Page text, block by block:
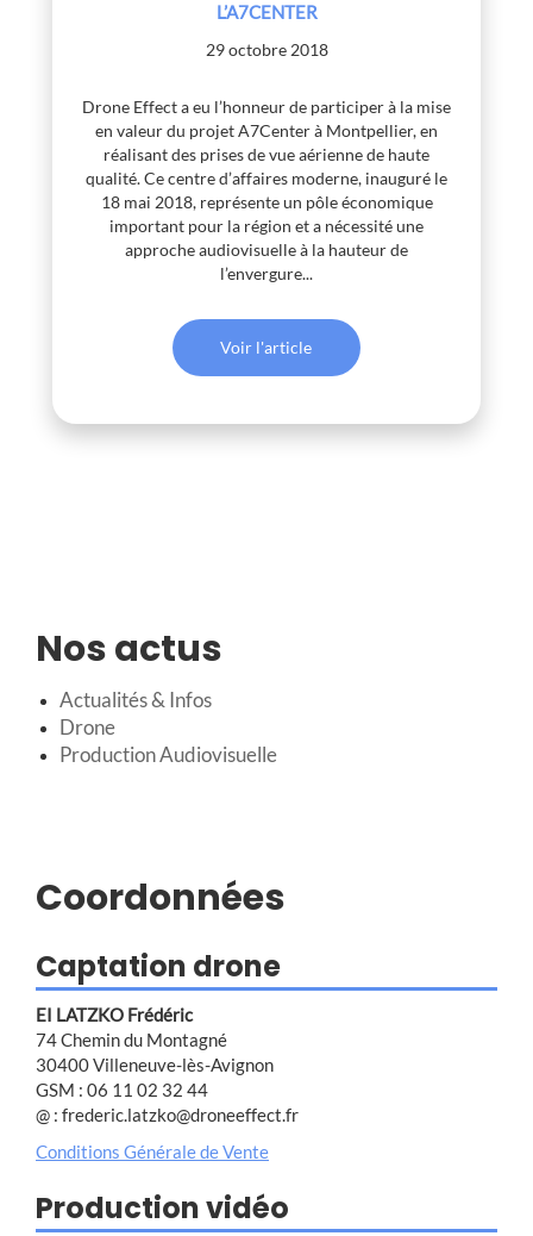
L’A7CENTER
29 octobre 2018
Drone Effect a eu l’honneur de participer à la mise
en valeur du projet A7Center à Montpellier, en
réalisant des prises de vue aérienne de haute
qualité. Ce centre d’affaires moderne, inauguré le
18 mai 2018, représente un pôle économique
important pour la région et a nécessité une
approche audiovisuelle à la hauteur de
l’envergure...
Voir l'article
Nos actus
Actualités & Infos
Drone
Production Audiovisuelle
Coordonnées
Captation drone
EI LATZKO Frédéric
74 Chemin du Montagné
30400 Villeneuve-lès-Avignon
GSM : 06 11 02 32 44
@ : frederic.latzko@droneeffect.fr
Conditions Générale de Vente
Production vidéo